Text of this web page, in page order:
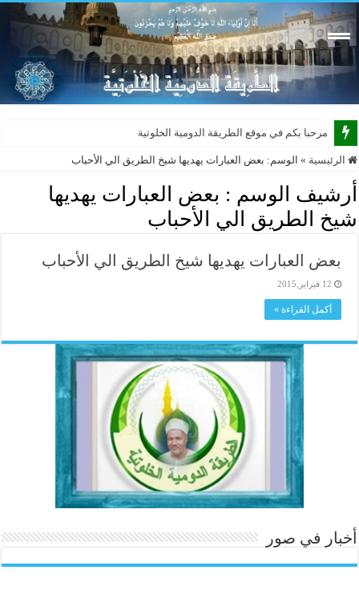
مرحبا بكم في موقع الطريقة الدومية الخلوتية بشكله ا
الرئيسية » الوسم: بعض العبارات يهديها شيخ الطريق الي الأحباب
أرشيف الوسم : بعض العبارات يهديها
شيخ الطريق الي الأحباب
بعض العبارات يهديها شيخ الطريق الي الأحباب
12 فبراير,2015
أكمل القراءة »
أخبار في صور